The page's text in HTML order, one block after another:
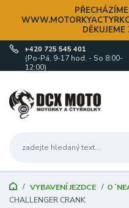
+420 725 545 401
(Po-Pá, 9-17 hod. - So 8:00-
12:00)
VYBAVENÍ JEZDCE
CHALLENGER CRANK